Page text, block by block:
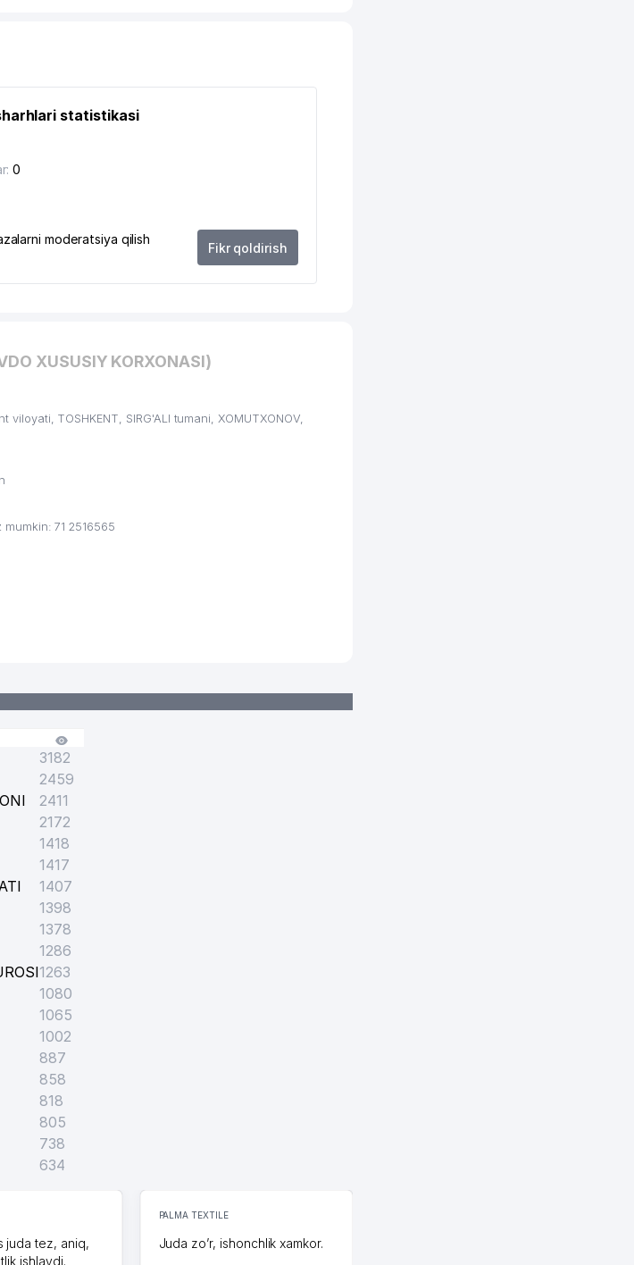
947 м
statistikasi
0
moderatsiya qilish
Fikr qoldirish
XUSUSIY KORXONASI)
TOSHKENT, SIRG'ALI tumani, XOMUTXONOV,
mumkin: 71 2516565
3182
2459
2411
2172
1418
1417
1407
1398
1378
1286
1263
1080
1065
1002
887
858
818
805
738
634
juda tez, aniq,
ishlaydi.
PALMA TEXTILE
Juda zo’r, ishonchlik xamkor.